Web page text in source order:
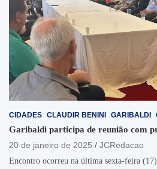
CIDADES CLAUDIR BENINI GARIBALDI
Garibaldi participa de reunião com
20 de janeiro de 2025
JCRedacao
Encontro ocorreu na última sexta-feira